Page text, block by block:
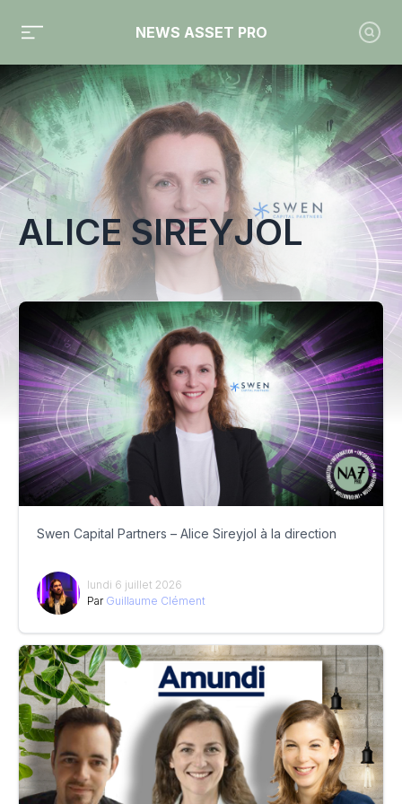
NEWS ASSET PRO
Toute l'actualité sur le tag "Alice Sireyjol"
ALICE SIREYJOL
Swen Capital Partners – Alice Sireyjol à la direction
lundi 6 juillet 2026
Par Guillaume Clément